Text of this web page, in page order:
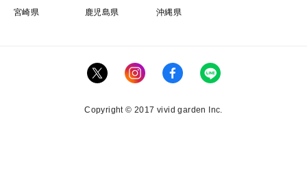
宮崎県
鹿児島県 沖縄県
Copyright © 2017 vivid garden Inc.